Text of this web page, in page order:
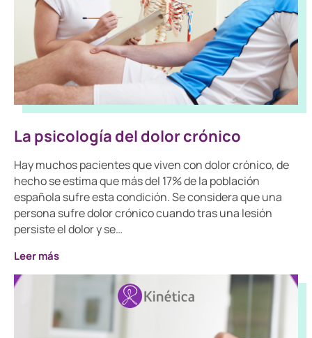
La psicología del dolor crónico
Hay muchos pacientes que viven con dolor crónico, de
hecho se estima que más del 17% de la población
española sufre esta condición. Se considera que una
persona sufre dolor crónico cuando tras una lesión
persiste el dolor y se…
Leer más